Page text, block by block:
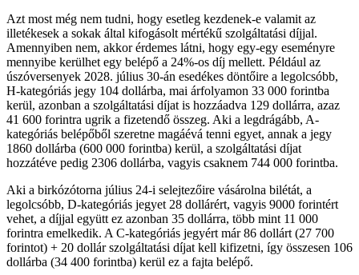
Azt most még nem tudni, hogy esetleg kezdenek-e valamit az
illetékesek a sokak által kifogásolt mértékű szolgáltatási díjjal.
Amennyiben nem, akkor érdemes látni, hogy egy-egy eseményre
mennyibe kerülhet egy belépő a 24%-os díj mellett. Például az
úszóversenyek 2028. július 30-án esedékes döntőire a legolcsóbb,
H-kategóriás jegy 104 dollárba, mai árfolyamon 33 000 forintba
kerül, azonban a szolgáltatási díjat is hozzáadva 129 dollárra, azaz
41 600 forintra ugrik a fizetendő összeg. Aki a legdrágább, A-
kategóriás belépőből szeretne magáévá tenni egyet, annak a jegy
1860 dollárba (600 000 forintba) kerül, a szolgáltatási díjat
hozzátéve pedig 2306 dollárba, vagyis csaknem 744 000 forintba.
Aki a birkózótorna július 24-i selejtezőire vásárolna bilétát, a
legolcsóbb, D-kategóriás jegyet 28 dollárért, vagyis 9000 forintért
vehet, a díjjal együtt ez azonban 35 dollárra, több mint 11 000
forintra emelkedik. A C-kategóriás jegyért már 86 dollárt (27 700
forintot) + 20 dollár szolgáltatási díjat kell kifizetni, így összesen 106
dollárba (34 400 forintba) kerül ez a fajta belépő.